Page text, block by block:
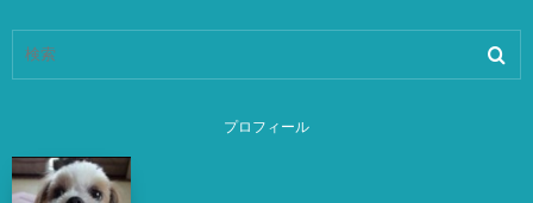
プロフィール